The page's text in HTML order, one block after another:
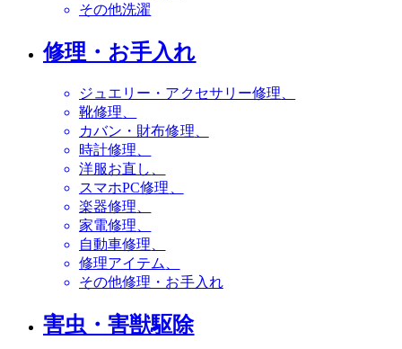
その他洗濯
修理・お手入れ
ジュエリー・アクセサリー修理
靴修理
カバン・財布修理
時計修理
洋服お直し
スマホPC修理
楽器修理
家電修理
自動車修理
修理アイテム
その他修理・お手入れ
害虫・害獣駆除